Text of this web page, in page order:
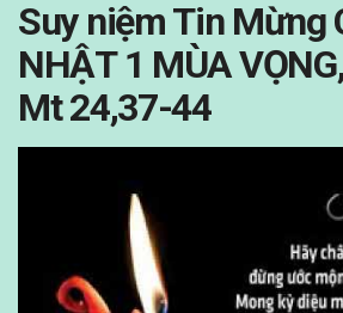
Suy niệm Tin Mừng
NHẬT 1 MÙA
Mt 24,37-44